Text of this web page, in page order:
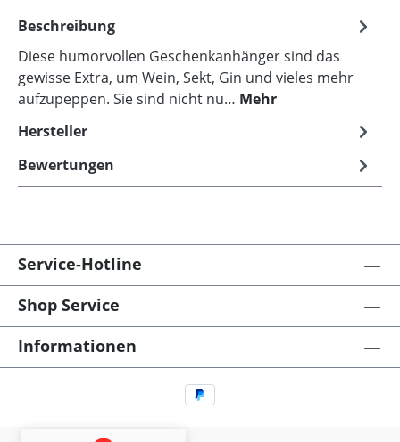
Beschreibung
Diese humorvollen Geschenkanhänger sind das
gewisse Extra, um Wein, Sekt, Gin und vieles mehr
aufzupeppen. Sie sind nicht nu… Mehr
Hersteller
Bewertungen
Service-Hotline
Shop Service
Informationen